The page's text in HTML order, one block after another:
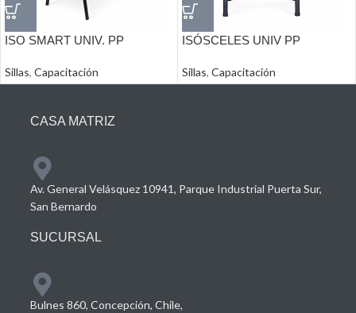
ISO SMART UNIV. PP
Sillas, Capacitación
ISÓSCELES UNIV PP
Sillas, Capacitación
CASA MATRIZ
Av. General Velásquez 10941, Parque Industrial Puerta Sur,
San Bernardo
SUCURSAL
Bulnes 860, Concepción, Chile,